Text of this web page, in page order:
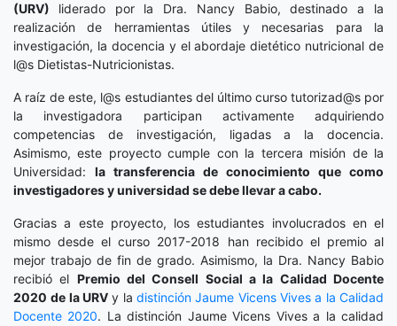
(URV) liderado por la Dra. Nancy Babio, destinado a la
realización de herramientas útiles y necesarias para la
investigación, la docencia y el abordaje dietético nutricional de
l@s Dietistas-Nutricionistas.
A raíz de este, l@s estudiantes del último curso tutorizad@s por
la investigadora participan activamente adquiriendo
competencias de investigación, ligadas a la docencia.
Asimismo, este proyecto cumple con la tercera misión de la
Universidad: la transferencia de conocimiento que como
investigadores y universidad se debe llevar a cabo.
Gracias a este proyecto, los estudiantes involucrados en el
mismo desde el curso 2017-2018 han recibido el premio al
mejor trabajo de fin de grado. Asimismo, la Dra. Nancy Babio
recibió el Premio del Consell Social a la Calidad Docente
2020 de la URV y ladistinción Jaume Vicens Vives a la Calidad
Docente 2020. La distinción Jaume Vicens Vives a la calidad